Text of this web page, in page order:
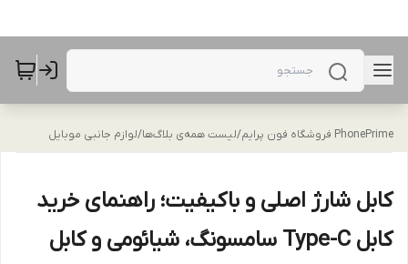
PhonePrime فروشگاه فون پرایم /لیست همه‌ی بلاگ‌ها/لوازم جانبی موبایل
کابل شارژ اصلی و باکیفیت؛ راهنمای خرید
کابل Type-C سامسونگ، شیائومی و کابل